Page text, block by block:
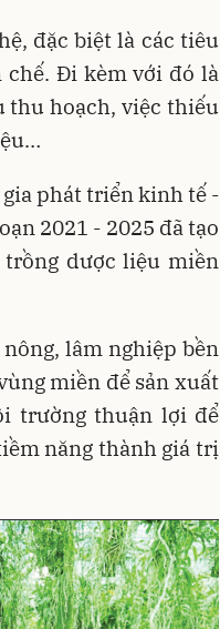
đặc biệt là các tiêu
Đi kèm với đó là
thu hoạch, việc thiếu
phát triển kinh tế -
2021 - 2025 đã tạo
dược liệu miền
lâm nghiệp bền
miền để sản xuất
trường thuận lợi để
năng thành giá trị